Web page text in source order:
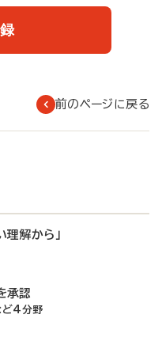
前のページに戻る
理解から」
承認
ど4分野